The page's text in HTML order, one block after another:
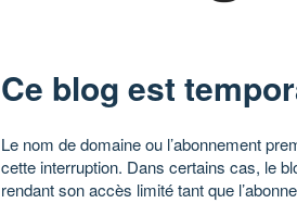
Ce blog est
Le nom de domaine ou l’abonnement
cette interruption. Dans certains cas, le
rendant son accès limité tant que